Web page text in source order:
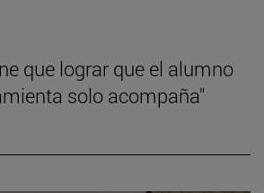
que lograr que el alumno
solo acompaña"